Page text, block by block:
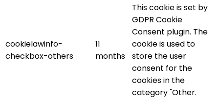
cookielawinfo-
checkbox-others
11
months
This cookie is set by
GDPR Cookie
Consent plugin. The
cookie is used to
store the user
consent for the
cookies in the
category "Other.